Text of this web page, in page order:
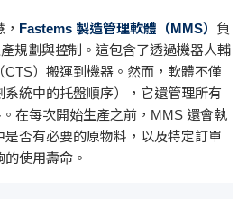
Fastems 製造管理軟體（MMS） 負
規劃與控制。這包含了透過機器人輔
）搬運到機器。然而，軟體不僅
統中的托盤順序），它還管理所有
在每次開始生產之前，MMS 還會執
否有必要的原物料，以及特定訂單
使用壽命。